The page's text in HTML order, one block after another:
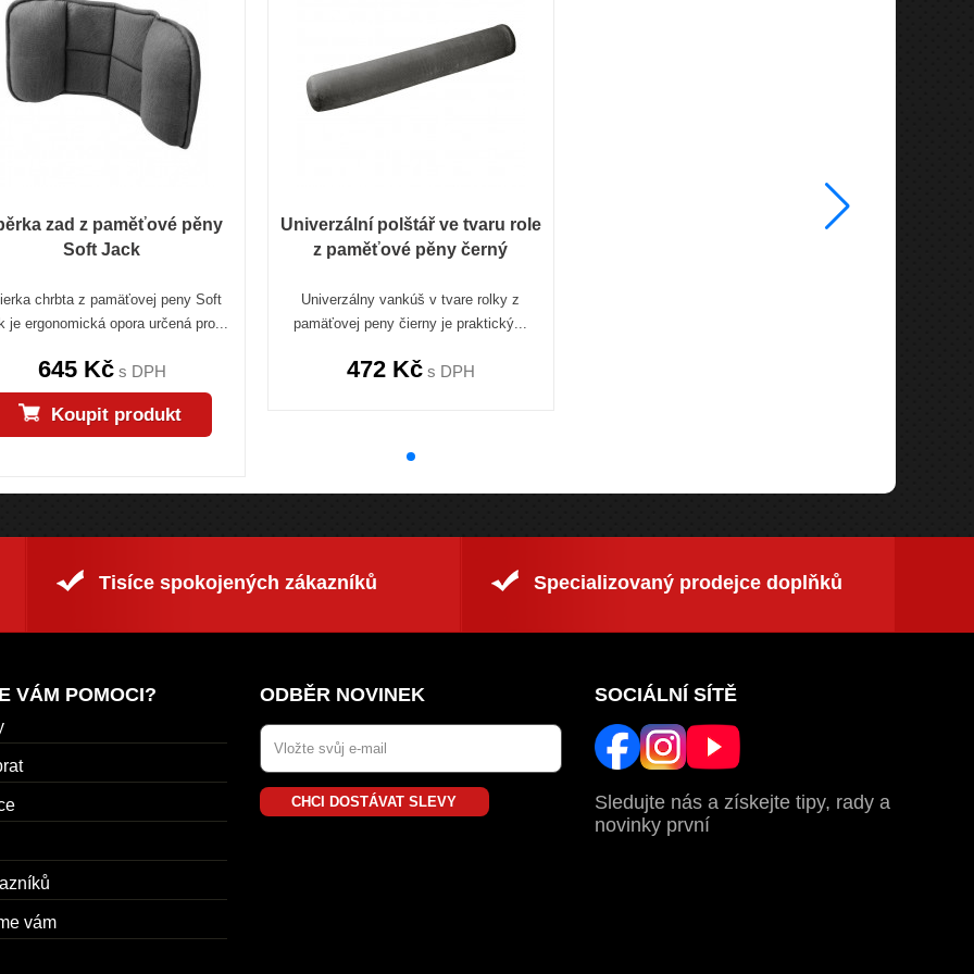
zad z paměťové pěny
Soft Jack
chrbta z pamäťovej peny Soft
je ergonomická opora určená pro...
645 Kčs DPH
Koupit produkt
Univerzální polštář ve tvaru role
z paměťové pěny černý
Univerzálny vankúš v tvare rolky z
pamäťovej peny čierny je praktický...
472 Kčs DPH
Tisíce spokojených zákazníků Specializovaný prodejce doplňků
VÁM POMOCI?
vám
ODBĚR NOVINEK
CHCI DOSTÁVAT SLEVY
SOCIÁLNÍ SÍTĚ
Sledujte nás a získejte tipy, rady a
novinky první